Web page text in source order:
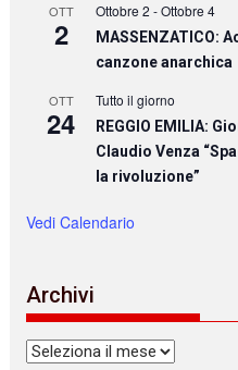
OTT
2
Ottobre 2 -Ottobre 4
MASSENZATICO:
canzone anarchica
OTT
24
Tutto il giorno
REGGIO EMILIA:
Claudio Venza
la rivoluzione”
Vedi Calendario
Archivi
Archivi